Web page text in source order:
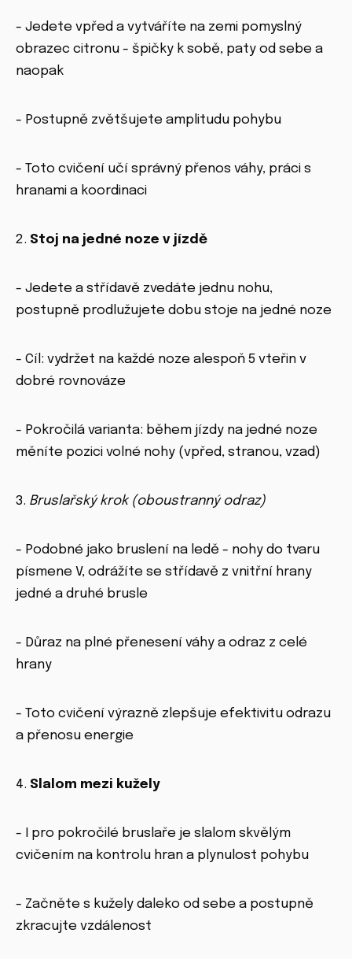
- Jedete vpřed a vytváříte na zemi pomyslný
obrazec citronu - špičky k sobě, paty od sebe a
naopak
- Postupně zvětšujete amplitudu pohybu
- Toto cvičení učí správný přenos váhy, práci s
hranami a koordinaci
2. Stoj na jedné noze v jízdě
- Jedete a střídavě zvedáte jednu nohu,
postupně prodlužujete dobu stoje na jedné noze
- Cíl: vydržet na každé noze alespoň 5 vteřin v
dobré rovnováze
- Pokročilá varianta: během jízdy na jedné noze
měníte pozici volné nohy (vpřed, stranou, vzad)
3. Bruslařský krok (oboustranný odraz)
- Podobné jako bruslení na ledě - nohy do tvaru
písmene V, odrážíte se střídavě z vnitřní hrany
jedné a druhé brusle
- Důraz na plné přenesení váhy a odraz z celé
hrany
- Toto cvičení výrazně zlepšuje efektivitu odrazu
a přenosu energie
4. Slalom mezi kužely
- I pro pokročilé bruslaře je slalom skvělým
cvičením na kontrolu hran a plynulost pohybu
- Začněte s kužely daleko od sebe a postupně
zkracujte vzdálenost